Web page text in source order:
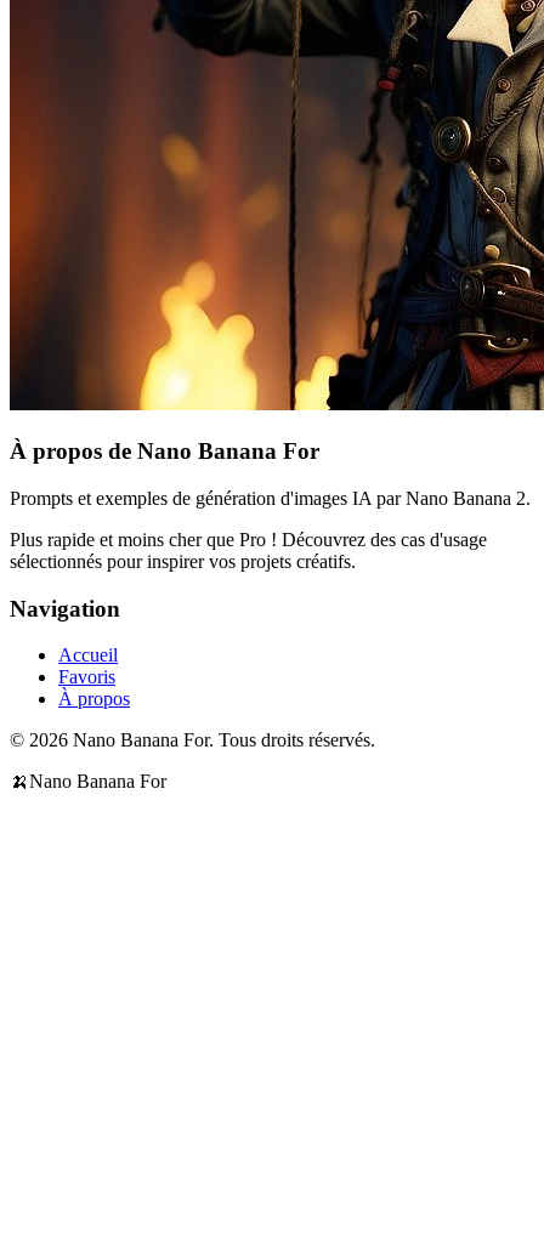
À propos de Nano Banana For
Prompts et exemples de génération d'images IA par Nano Banana 2.
Plus rapide et moins cher que Pro ! Découvrez des cas d'usage
sélectionnés pour inspirer vos projets créatifs.
Navigation
Accueil
Favoris
À propos
© 2026 Nano Banana For. Tous droits réservés.
🍌Nano Banana For